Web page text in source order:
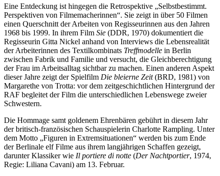
Eine Entdeckung ist hingegen die Retrospektive „Selbstbestimmt.
Perspektiven von Filmemacherinnen“. Sie zeigt in über 50 Filmen
einen Querschnitt der Arbeiten von Regisseurinnen aus den Jahren
1968 bis 1999. In ihrem Film Sie (DDR, 1970) dokumentiert die
Regisseurin Gitta Nickel anhand von Interviews die Lebensrealität
der Arbeiterinnen des Textilkombinats Treffmodelle in Berlin
zwischen Fabrik und Familie und versucht, die Gleichberechtigung
der Frau im Arbeitsalltag sichtbar zu machen. Einen anderen Aspekt
dieser Jahre zeigt der Spielfilm Die bleierne Zeit(BRD, 1981) von
Margarethe von Trotta: vor dem zeitgeschichtlichen Hintergrund der
RAF begleitet der Film die unterschiedlichen Lebenswege zweier
Schwestern.
Die Hommage samt goldenem Ehrenbären gebührt in diesem Jahr
der britisch-französischen Schauspielerin Charlotte Rampling. Unter
dem Motto „Figuren in Extremsituationen“ werden bis zum Ende
der Berlinale elf Filme aus ihrem langjährigen Schaffen gezeigt,
darunter Klassiker wie Il portiere di notte (Der Nachtportier, 1974,
Regie: Liliana Cavani) am 13. Februar.